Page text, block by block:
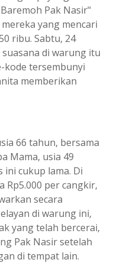
Pak Nasir"
yang mencari
ribu. Sabtu, 24
di warung itu
kode tersembunyi
memberikan
66 tahun, bersama
Mama, usia 49
cukup lama. Di
Rp5.000 per cangkir,
secara
di warung ini,
yang telah bercerai,
Pak Nasir setelah
di tempat lain.